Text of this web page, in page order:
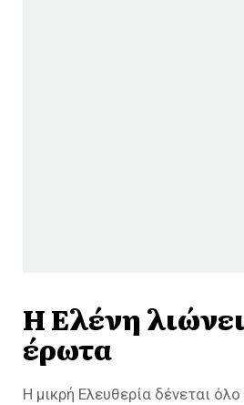
Η Ελένη
έρωτα
Η μικρή Ελευθερία δένεται